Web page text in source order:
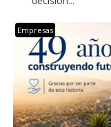
Empresas